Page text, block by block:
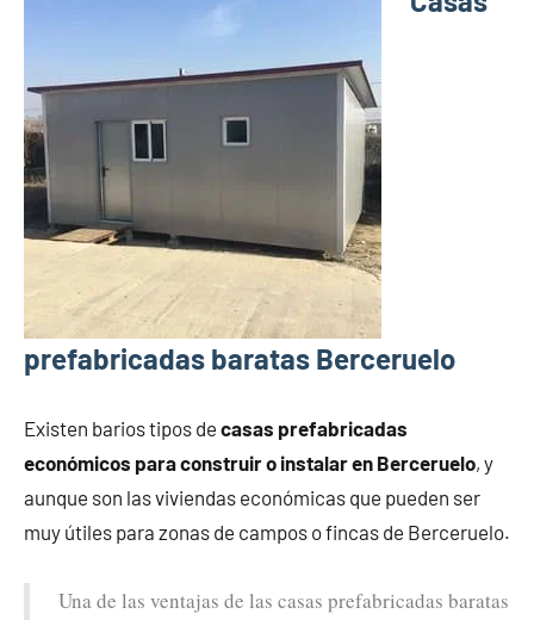
prefabricadas baratas Berceruelo
Existen barios tipos de casas prefabricadas
económicos para construir o instalar en Berceruelo, y
aunque son las viviendas económicas que pueden ser
muy útiles para zonas de campos o fincas de Berceruelo.
Una de las ventajas de las casas prefabricadas baratas